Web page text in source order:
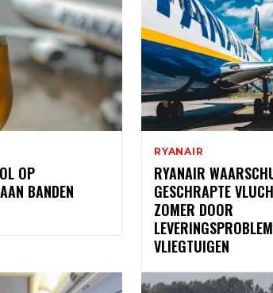
OP
BANDEN
RYANAIR
RYANAIR
GESCHRAPTE
ZOMER DOOR
VLIEGTUIGEN